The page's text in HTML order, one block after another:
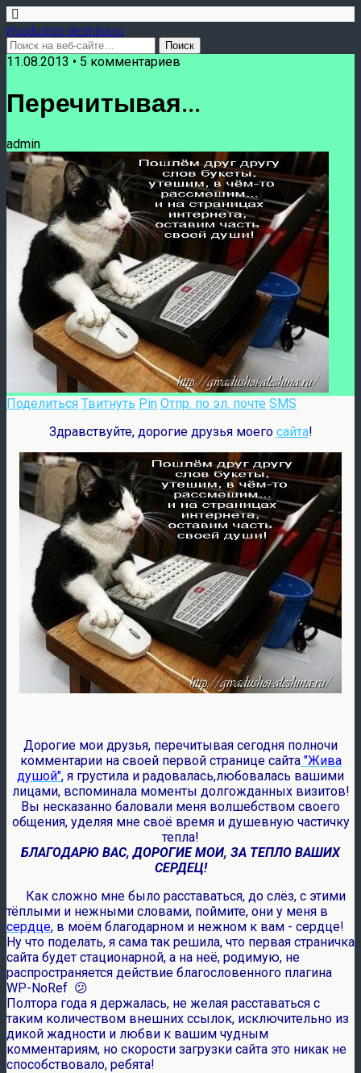
givadushoi-aleshina.ru
11.08.2013 • 5 комментариев
Перечитывая…
admin
Поделиться Твитнуть Pin Отпр. по эл. почте SMS
Здравствуйте, дорогие друзья моего сайта!
Дорогие мои друзья, перечитывая сегодня полночи
комментарии на своей первой странице сайта"Жива
душой", я грустила и радовалась,любовалась вашими
лицами, вспоминала моменты долгожданных визитов!
Вы несказанно баловали меня волшебством своего
общения, уделяя мне своё время и душевную частичку
тепла!
БЛАГОДАРЮ ВАС, ДОРОГИЕ МОИ, ЗА ТЕПЛО ВАШИХ
СЕРДЕЦ!
Как сложно мне было расставаться, до слёз, с этими
тёплыми и нежными словами, поймите, они у меня в
сердце, в моём благодарном и нежном к вам - сердце!
Ну что поделать, я сама так решила, что первая страничка
сайта будет стационарной, а на неё, родимую, не
распространяется действие благословенного плагина
WP-NoRef 😕
Полтора года я держалась, не желая расставаться с
таким количеством внешних ссылок, исключительно из
дикой жадности и любви к вашим чудным
комментариям, но скорости загрузки сайта это никак не
способствовало, ребята!